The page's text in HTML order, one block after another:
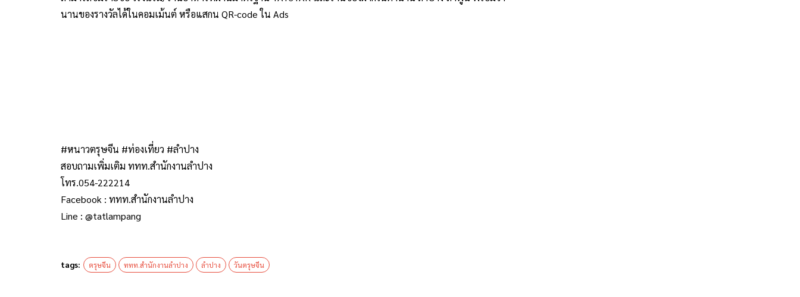
นานของรางวัลได้ในคอมเม้นต์ หรือแสกน QR-code ใน Ads
#หนาวตรุษจีน #ท่องเที่ยว #ลำปาง
สอบถามเพิ่มเติม ททท.สำนักงานลำปาง
โทร.054-222214
Facebook : ททท.สำนักงานลำปาง
Line : @tatlampang
tags: ตรุษจีน ททท.สำนักงานลำปาง ลำปาง วันตรุษจีน